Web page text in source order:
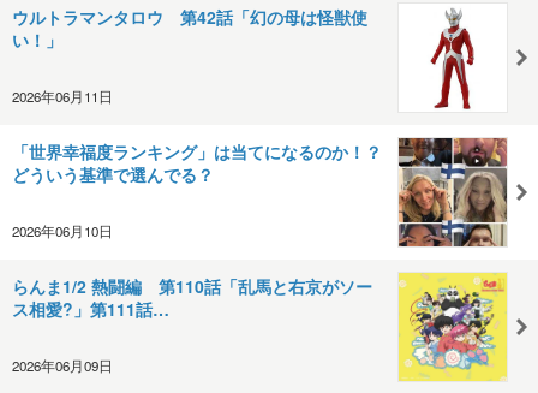
ウルトラマンタロウ 第42話「幻の母は怪獣使
い！」
2026年06月11日
「世界幸福度ランキング」は当てになるのか！？
どういう基準で選んでる？
2026年06月10日
らんま1/2 熱闘編 第110話「乱馬と右京がソー
ス相愛?」第111話…
2026年06月09日